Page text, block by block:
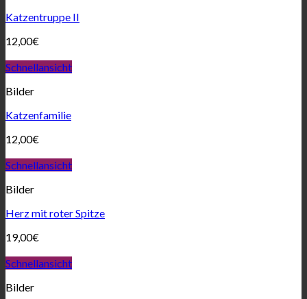
Katzentruppe II
12,00€
Schnellansicht
Bilder
Katzenfamilie
12,00€
Schnellansicht
Bilder
Herz mit roter Spitze
19,00€
Schnellansicht
Bilder